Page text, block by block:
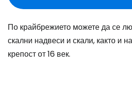
По крайбрежието можете да се
скални надвеси и скали, както и
крепост от 16 век.